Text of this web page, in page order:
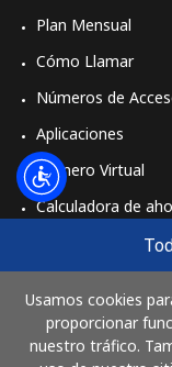
Usamos cookies
proporcionar
nuestro tráfico.
Plan Mensual
Cómo Llamar
Números de
Aplicaciones
Número Virtual
Calculadora de
Comprar
Cómo funciona